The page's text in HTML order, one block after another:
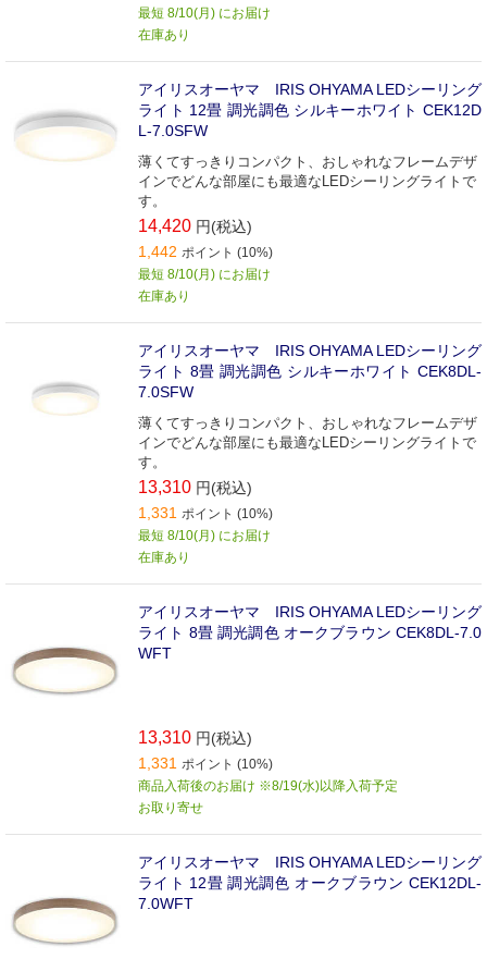
最短 8/10(月) にお届け
在庫あり
アイリスオーヤマ IRIS OHYAMA LEDシーリング
ライト 12畳 調光調色 シルキーホワイト CEK12D
L-7.0SFW
薄くてすっきりコンパクト、おしゃれなフレームデザ
インでどんな部屋にも最適なLEDシーリングライトで
す。
14,420 円(税込)
1,442 ポイント (10%)
最短 8/10(月) にお届け
在庫あり
アイリスオーヤマ IRIS OHYAMA LEDシーリング
ライト 8畳 調光調色 シルキーホワイト CEK8DL-
7.0SFW
薄くてすっきりコンパクト、おしゃれなフレームデザ
インでどんな部屋にも最適なLEDシーリングライトで
す。
13,310 円(税込)
1,331 ポイント (10%)
最短 8/10(月) にお届け
在庫あり
アイリスオーヤマ IRIS OHYAMA LEDシーリング
ライト 8畳 調光調色 オークブラウン CEK8DL-7.0
WFT
13,310 円(税込)
1,331 ポイント (10%)
商品入荷後のお届け ※8/19(水)以降入荷予定
お取り寄せ
アイリスオーヤマ IRIS OHYAMA LEDシーリング
ライト 12畳 調光調色 オークブラウン CEK12DL-
7.0WFT